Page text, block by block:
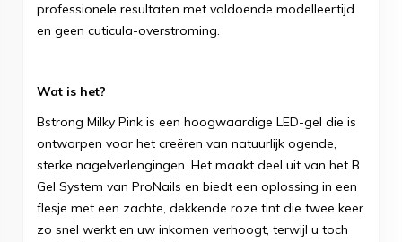
professionele resultaten met voldoende modelleertijd
en geen cuticula-overstroming.
Wat is het?
Bstrong Milky Pink is een hoogwaardige LED-gel die is
ontworpen voor het creëren van natuurlijk ogende,
sterke nagelverlengingen. Het maakt deel uit van het B
Gel System van ProNails en biedt een oplossing in een
flesje met een zachte, dekkende roze tint die twee keer
zo snel werkt en uw inkomen verhoogt, terwijl u toch